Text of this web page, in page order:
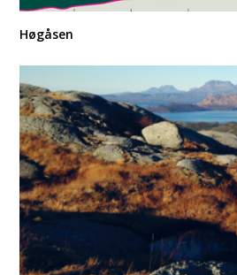
Høgåsen